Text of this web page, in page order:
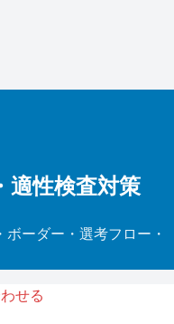
適性検査対策
ボーダー・選考フロー・
せる